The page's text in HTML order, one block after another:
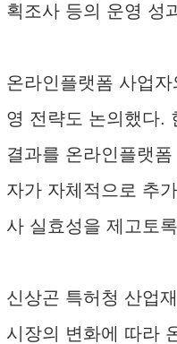
획조사 등의 운영 성
온라인플랫폼 사업
영 전략도 논의했다.
결과를 온라인플랫
자가 자체적으로 추
사 실효성을 제고토
신상곤 특허청 산업
시장의 변화에 따라